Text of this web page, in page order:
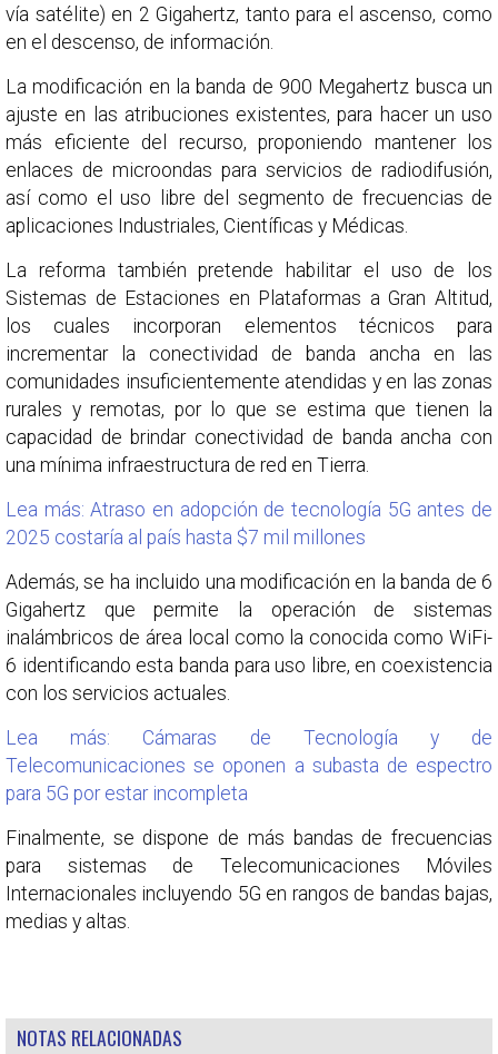
vía satélite) en 2 Gigahertz, tanto para el ascenso, como
en el descenso, de información.
La modificación en la banda de 900 Megahertz busca un
ajuste en las atribuciones existentes, para hacer un uso
más eficiente del recurso, proponiendo mantener los
enlaces de microondas para servicios de radiodifusión,
así como el uso libre del segmento de frecuencias de
aplicaciones Industriales, Científicas y Médicas.
La reforma también pretende habilitar el uso de los
Sistemas de Estaciones en Plataformas a Gran Altitud,
los cuales incorporan elementos técnicos para
incrementar la conectividad de banda ancha en las
comunidades insuficientemente atendidas y en las zonas
rurales y remotas, por lo que se estima que tienen la
capacidad de brindar conectividad de banda ancha con
una mínima infraestructura de red en Tierra.
Lea más: Atraso en adopción de tecnología 5G antes de
2025 costaría al país hasta $7 mil millones
Además, se ha incluido una modificación en la banda de 6
Gigahertz que permite la operación de sistemas
inalámbricos de área local como la conocida como WiFi-
6 identificando esta banda para uso libre, en coexistencia
con los servicios actuales.
Lea más: Cámaras de Tecnología y de
Telecomunicaciones se oponen a subasta de espectro
para 5G por estar incompleta
Finalmente, se dispone de más bandas de frecuencias
para sistemas de Telecomunicaciones Móviles
Internacionales incluyendo 5G en rangos de bandas bajas,
medias y altas.
NOTAS RELACIONADAS